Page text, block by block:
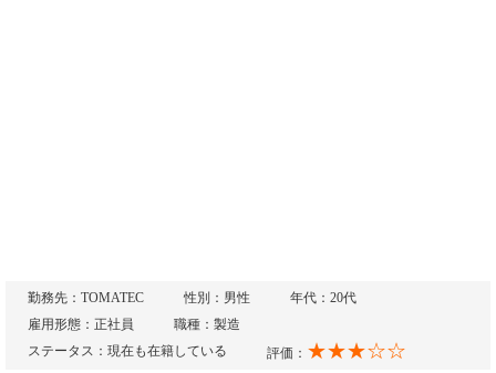
勤務先：TOMATEC 性別：男性
年代：20代
雇用形態：正社員
職種：製造
ステータス：現在も在籍している
評価： ★★★☆☆